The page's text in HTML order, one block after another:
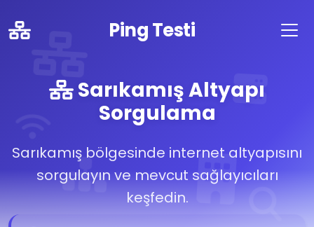
Ping Testi
Sarıkamış Altyapı
Sorgulama
Sarıkamış bölgesinde internet altyapısını
sorgulayın ve mevcut sağlayıcıları
keşfedin.